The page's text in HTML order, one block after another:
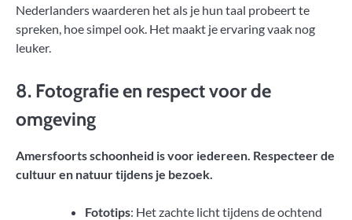
Nederlanders waarderen het als je hun taal probeert te
spreken, hoe simpel ook. Het maakt je ervaring vaak nog
leuker.
8. Fotografie en respect voor de
omgeving
Amersfoorts schoonheid is voor iedereen. Respecteer de
cultuur en natuur tijdens je bezoek.
Fototips: Het zachte licht tijdens de ochtend